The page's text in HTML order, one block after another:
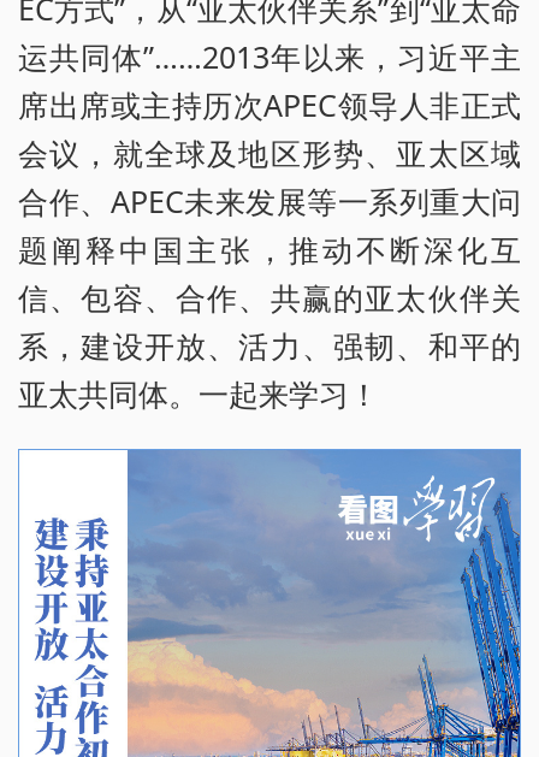
EC方式”，从“亚太伙伴关系”到“亚太命
运共同体”……2013年以来，习近平主
席出席或主持历次APEC领导人非正式
会议，就全球及地区形势、亚太区域
合作、APEC未来发展等一系列重大问
题阐释中国主张，推动不断深化互
信、包容、合作、共赢的亚太伙伴关
系，建设开放、活力、强韧、和平的
亚太共同体。一起来学习！